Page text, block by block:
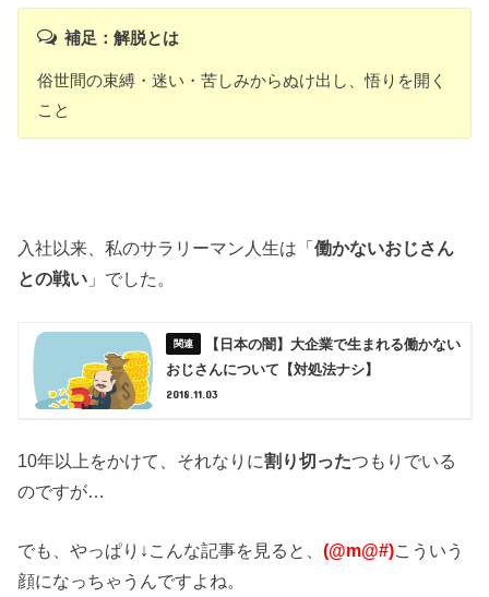
補足：解脱とは
俗世間の束縛・迷い・苦しみからぬけ出し、悟りを開く
こと
入社以来、私のサラリーマン人生は「働かないおじさん
との戦い 」でした。
【日本の闇】大企業で生まれる働かない
おじさんについて【対処法ナシ】
2018.11.03
10年以上をかけて、それなりに割り切ったつもりでいる
のですが…
でも、やっぱり↓こんな記事を見ると、(@m@#)こういう
顔になっちゃうんですよね。